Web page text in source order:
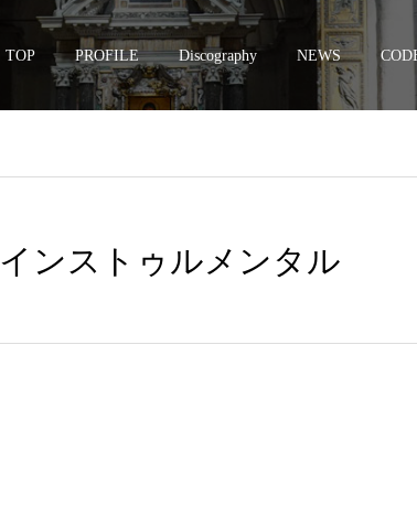
TOP PROFILE Discography NEWS
インストゥルメンタル